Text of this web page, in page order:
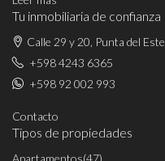
Tu inmobiliaria de confianza
Calle 29 y 20, Punta del Este
+598 4243 6365
+598 92 002 993
Contacto
Tipos de propiedades
Apartamentos(47)